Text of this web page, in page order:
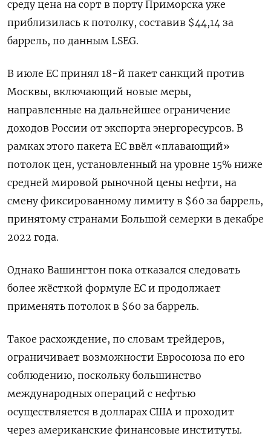
среду цена на сорт в порту Приморска уже
приблизилась к потолку, составив $44,14 за
баррель, по данным LSEG.
В июле ЕС принял 18-й пакет санкций против
Москвы, включающий новые меры,
направленные на дальнейшее ограничение
доходов России от экспорта энергоресурсов. В
рамках этого пакета ЕС ввёл «плавающий»
потолок цен, установленный на ​уровне 15% ниже
средней ⁠мировой рыночной цены нефти, на
смену фиксированному лимиту в $60 за баррель,
принятому странами Большой семерки в декабре
2022 ‌года.
Однако Вашингтон пока отказался следовать
более жёсткой формуле ЕС и продолжает
‌применять потолок в $60 за баррель.
Такое расхождение, по словам трейдеров,
ограничивает возможности Евросоюза по ​его
соблюдению, поскольку большинство
международных операций с нефтью
осуществляется в ‌долларах США и проходит
через американские финансовые институты.